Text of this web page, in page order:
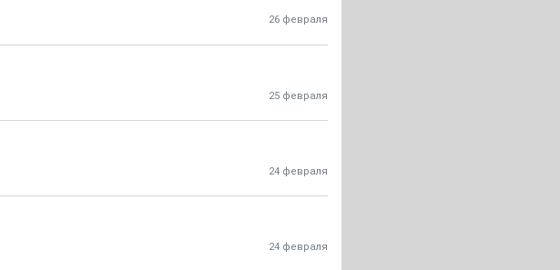
26 февраля
25 февраля
24 февраля
24 февраля